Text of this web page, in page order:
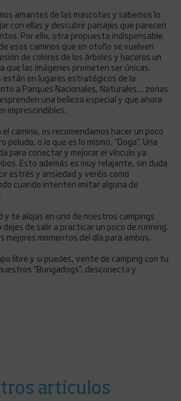
amantes de las mascotas y sabemos lo
con ellas y descubrir paisajes que parecen
Por ello, otra propuesta indispensable
esos caminos que en otoño se vuelven
de colores de los árboles y haceros un
las imágenes prometen ser únicas.
están en lugares estratégicos de la
a Parques Nacionales, Naturales… zonas
una belleza especial y que ahora
imprescindibles.
camino, os recomendamos hacer un poco
peludo, o lo que es lo mismo, “Doga”. Una
para conectar y mejorar el vínculo ya
Esto además es muy relajante, sin duda
estrés y ansiedad y veréis como
cuando intenten imitar alguna de
y te alojas en uno de nuestros campings
de salir a practicar un poco de running.
mejores momentos del día para ambos.
libre y si puedes, vente de camping con tu
“Bungadogs”, desconecta y
artículos